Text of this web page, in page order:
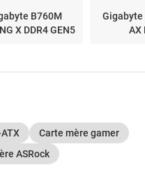
B760M
X DDR4 GEN5
Gigabyte
AX
Carte mère gamer
ASRock